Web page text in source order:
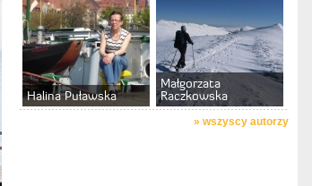
Halina Puławska
Małgorzata
Raczkowska
» wszyscy autorzy